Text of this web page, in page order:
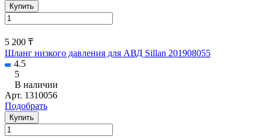
Купить
5 200 ₸
Шланг низкого давления для АВД Sillan 201908055
4.5
5
В наличии
Арт. 1310056
Подобрать
Купить